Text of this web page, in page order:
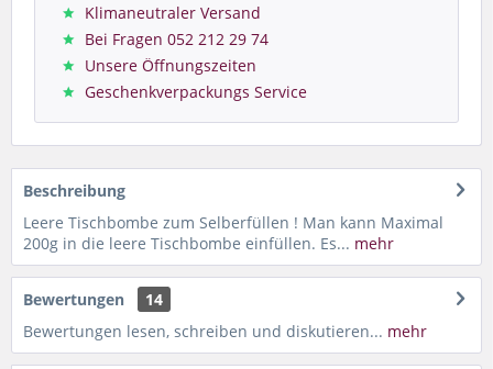
Klimaneutraler Versand
Bei Fragen 052 212 29 74
Unsere Öffnungszeiten
Geschenkverpackungs Service
Beschreibung
Leere Tischbombe zum Selberfüllen ! Man kann Maximal
200g in die leere Tischbombe einfüllen. Es... mehr
Bewertungen
14
Bewertungen lesen, schreiben und diskutieren... mehr